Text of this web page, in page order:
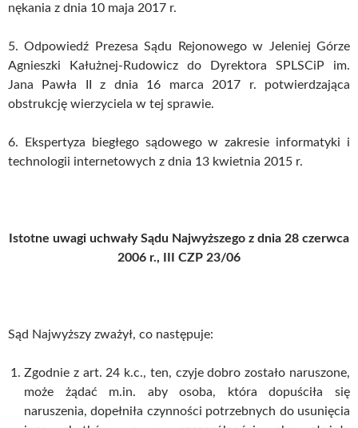
nękania z dnia 10 maja 2017 r.
5. Odpowiedź Prezesa Sądu Rejonowego w Jeleniej Górze
Agnieszki Kałużnej-Rudowicz do Dyrektora SPLSCiP im.
Jana Pawła II z dnia 16 marca 2017 r. potwierdzająca
obstrukcję wierzyciela w tej sprawie.
6. Ekspertyza biegłego sądowego w zakresie informatyki i
technologii internetowych z dnia 13 kwietnia 2015 r.
Istotne uwagi uchwały Sądu Najwyższego z dnia 28 czerwca
2006 r., III CZP 23/06
Sąd Najwyższy zważył, co następuje:
Zgodnie z art. 24 k.c., ten, czyje dobro zostało naruszone,
może żądać m.in. aby osoba, która dopuściła się
naruszenia, dopełniła czynności potrzebnych do usunięcia